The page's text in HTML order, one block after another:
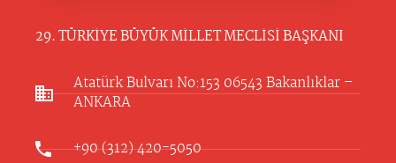
29. TÜRKİYE BÜYÜK MİLLET MECLİSİ BAŞKANI
Atatürk Bulvarı No:153 06543 Bakanlıklar –
ANKARA​
+90 (312) 420-5050